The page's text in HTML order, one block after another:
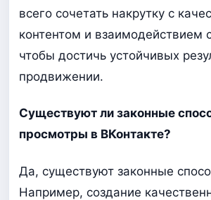
всего сочетать накрутку с
контентом и взаимодействием
чтобы достичь устойчивых
продвижении.
Существуют ли законные
просмотры в ВКонтакте?
Да, существуют законные
Например, создание